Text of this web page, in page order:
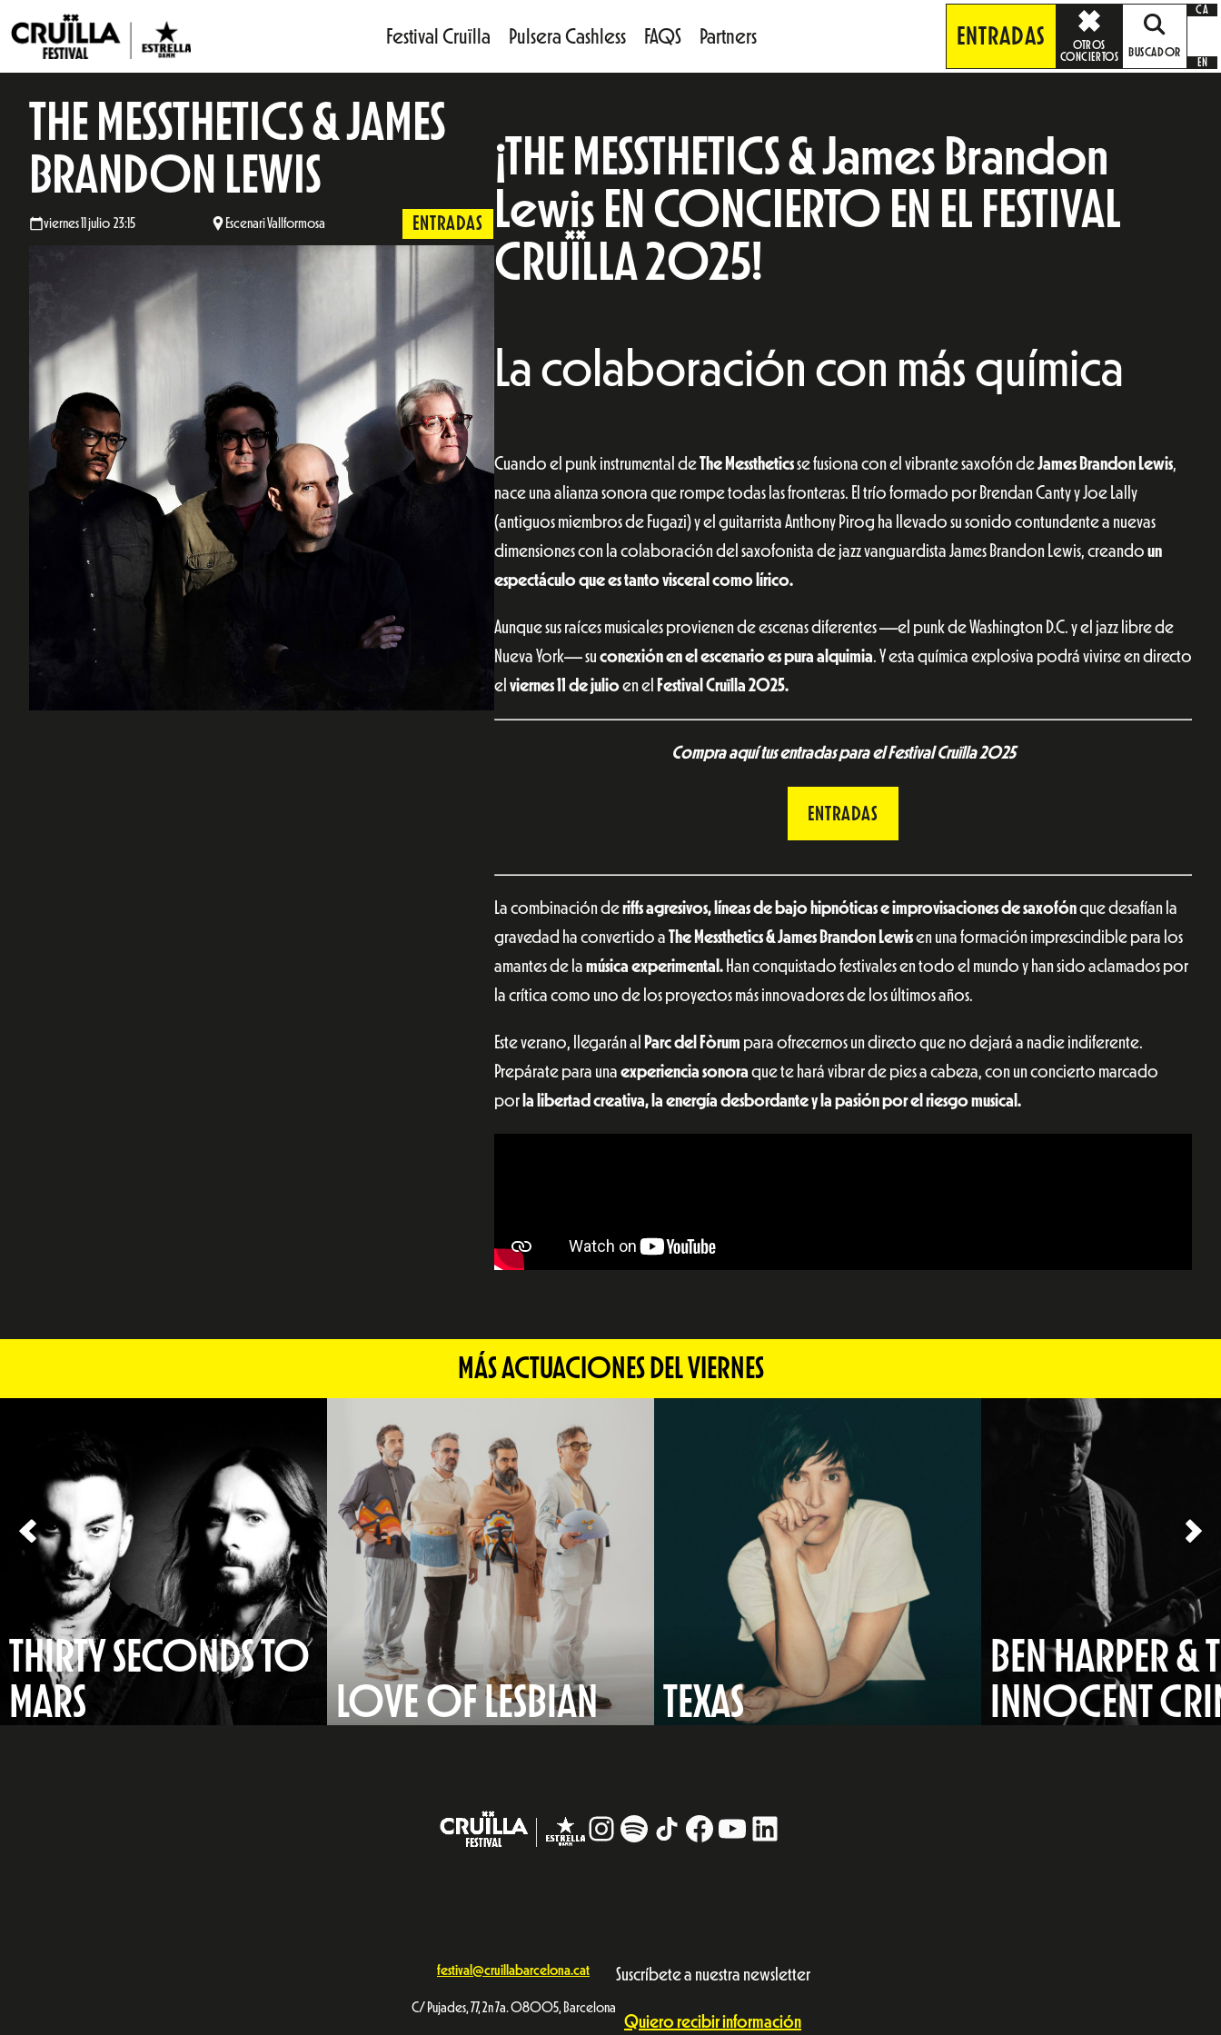
Festival Cruïlla Pulsera Cashless FAQS Partners ENTRADAS
OTROS
CONCIERTOS
BUSCADOR
CA
EN
THE MESSTHETICS & JAMES
BRANDON LEWIS
viernes 11 julio 23:15 Escenari Vallformosa ENTRADAS
¡THE MESSTHETICS & James Brandon
Lewis EN CONCIERTO EN EL FESTIVAL
CRUÏLLA 2025!
La colaboración con más química
Cuando el punk instrumental deThe Messtheticsse fusiona con el vibrante saxofón deJames Brandon Lewis,
nace una alianza sonora que rompe todas las fronteras. El trío formado por Brendan Canty y Joe Lally
(antiguos miembros de Fugazi) y el guitarrista Anthony Pirog ha llevado su sonido contundente a nuevas
dimensiones con la colaboración del saxofonista de jazz vanguardista James Brandon Lewis, creando un
espectáculo que es tanto visceral como lírico.
Aunque sus raíces musicales provienen de escenas diferentes —el punk de Washington D.C. y el jazz libre de
Nueva York— su conexión en el escenario es pura alquimia. Y esta química explosiva podrá vivirse en directo
el viernes 11 de julioen el Festival Cruïlla 2025.
Compra aquí tus entradas para el Festival Cruïlla 2025
ENTRADAS
La combinación deriffs agresivos, líneas de bajo hipnóticas e improvisaciones de saxofónque desafían la
gravedad ha convertido a The Messthetics & James Brandon Lewisen una formación imprescindible para los
amantes de la música experimental. Han conquistado festivales en todo el mundo y han sido aclamados por
la crítica como uno de los proyectos más innovadores de los últimos años.
Este verano, llegarán al Parc del Fòrum para ofrecernos un directo que no dejará a nadie indiferente.
Prepárate para una experiencia sonora que te hará vibrar de pies a cabeza, con un concierto marcado
por la libertad creativa, la energía desbordante y la pasión por el riesgo musical.
MÁS ACTUACIONES DEL VIERNES
THIRTY SECONDS TO
MARS
LOVE OF LESBIAN TEXAS
BEN HARPER &
INNOCENT
Instagram
# TikTokFacebook
YouTube
LinkedIn
festival@cruillabarcelona.cat
C/ Pujades, 77, 2n 7a. 08005, Barcelona
Suscríbete a nuestra newsletter
Quiero recibir información